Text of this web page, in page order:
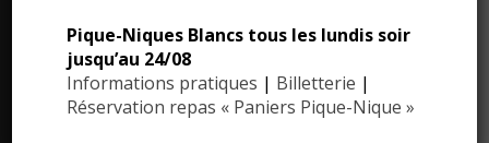
Dossier de presse
Communiqués de presse
Photothèque
Pique-Niques Blancs tous les lundis soir
jusqu’au 24/08
Informations pratiques | Billetterie |
Réservation repas « Paniers Pique-Nique »